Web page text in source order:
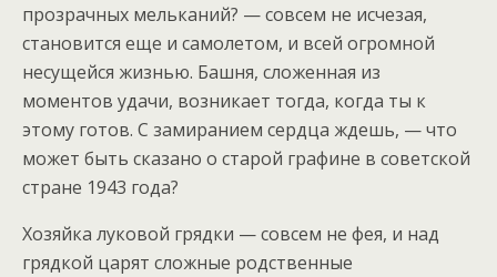
прозрачных мельканий? — совсем не исчезая,
становится еще и самолетом, и всей огромной
несущейся жизнью. Башня, сложенная из
моментов удачи, возникает тогда, когда ты к
этому готов. С замиранием сердца ждешь, — что
может быть сказано о старой графине в советской
стране 1943 года?
Хозяйка луковой грядки — совсем не фея, и над
грядкой царят сложные родственные